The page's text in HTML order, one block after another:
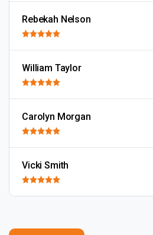
Rebekah Nelson
William Taylor
Carolyn Morgan
Vicki Smith